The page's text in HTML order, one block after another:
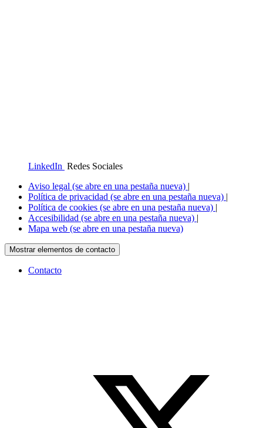
LinkedIn Redes Sociales
Aviso legal (se abre en una pestaña nueva) |
Política de privacidad (se abre en una pestaña nueva) |
Política de cookies (se abre en una pestaña nueva) |
Accesibilidad (se abre en una pestaña nueva) |
Mapa web (se abre en una pestaña nueva)
Mostrar elementos de contacto
Contacto